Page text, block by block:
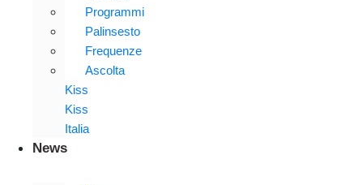
Programmi
Palinsesto
Frequenze
Ascolta
Kiss
Kiss
Italia
News